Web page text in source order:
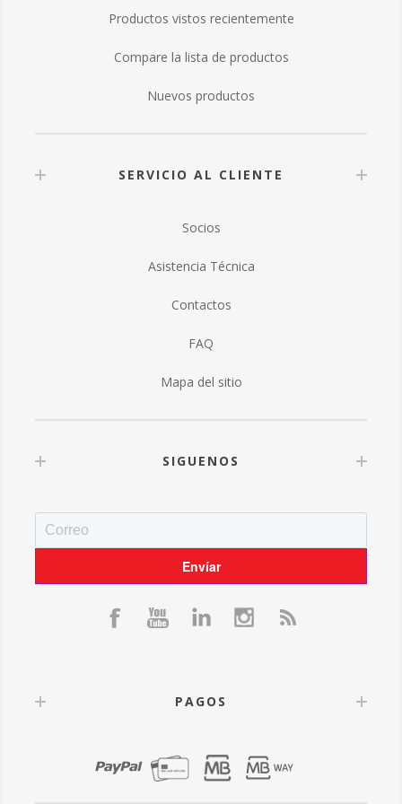
Productos vistos recientemente
Compare la lista de productos
Nuevos productos
SERVICIO AL CLIENTE
Socios
Asistencia Técnica
Contactos
FAQ
Mapa del sitio
SIGUENOS
PAGOS